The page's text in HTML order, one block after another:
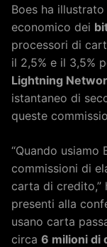
Boes ha
economico dei
processori di
il 2,5% e il 3,5%
Lightning
istantaneo di
queste
“Quando usiamo
commissioni di
carta di credito,”
presenti alla
usano carta
circa 6 milioni di